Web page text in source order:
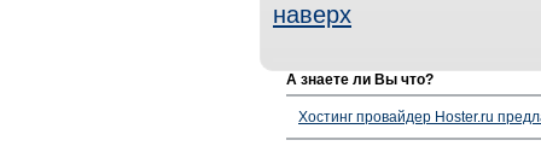
наверх
А знаете ли Вы что?
Хостинг провайдер Hoster.ru